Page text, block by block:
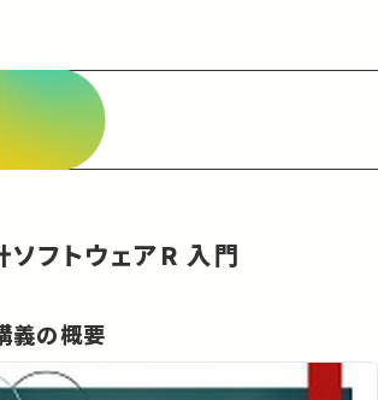
ソフトウェアR 入門
の概要